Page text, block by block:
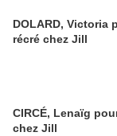
DOLARD, Victoria
récré chez Jill
CIRCÉ, Lenaïg
chez Jill